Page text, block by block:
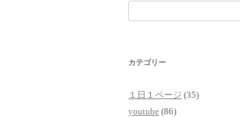
索:
カテゴリー
１日１ページ (35)
youtube (86)